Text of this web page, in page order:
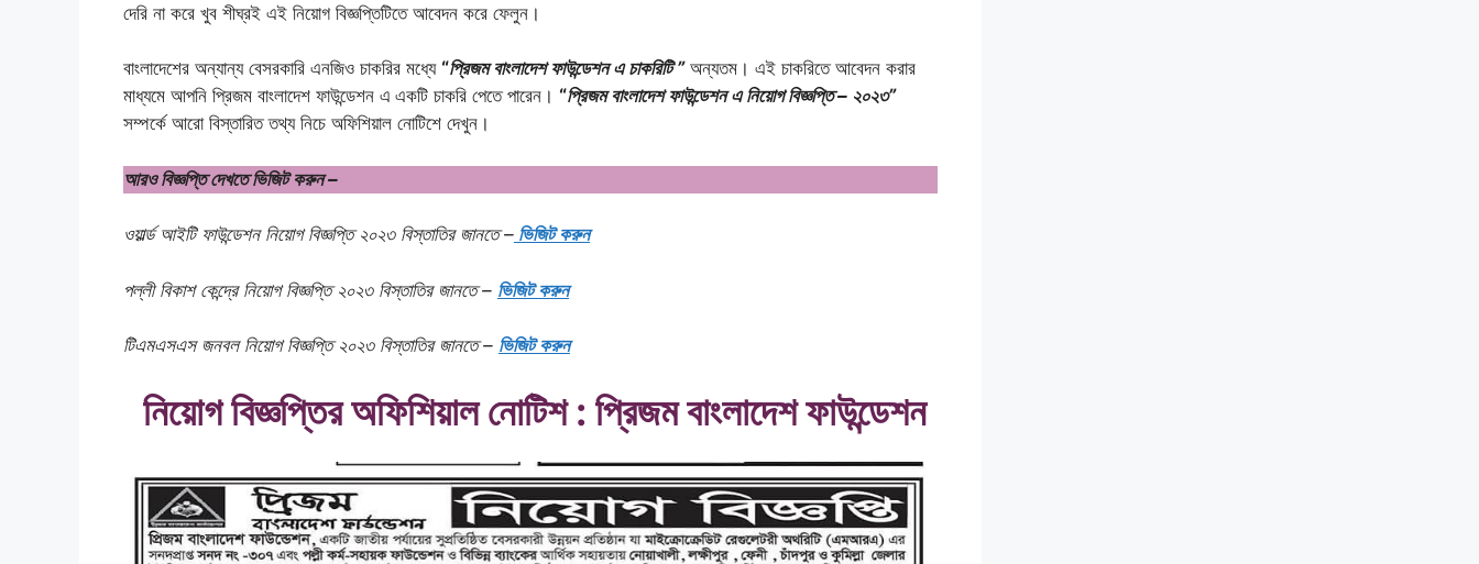
দেরি না করে খুব শীঘ্রই এই নিয়োগ বিজ্ঞপ্তিটিতে আবেদন করে ফেলুন।
বাংলাদেশের অন্যান্য বেসরকারি এনজিও চাকরির মধ্যে “প্রিজম বাংলাদেশ ফাউন্ডেশন এ চাকরিটি ”অন্যতম। এই চাকরিতে আবেদন করার
মাধ্যমে আপনি প্রিজম বাংলাদেশ ফাউন্ডেশন এ একটি চাকরি পেতে পারেন। “প্রিজম বাংলাদেশ ফাউন্ডেশন এ নিয়োগ বিজ্ঞপ্তি – ২০২৩”
সম্পর্কে আরো বিস্তারিত তথ্য নিচে অফিশিয়াল নোটিশে দেখুন।
আরও বিজ্ঞপ্তি দেখতে ভিজিট করুন –
ওয়ার্ল্ড আইটি ফাউন্ডেশন নিয়োগ বিজ্ঞপ্তি ২০২৩ বিস্তাতির জানতে – ভিজিট করুন
পল্লী বিকাশ কেন্দ্রে নিয়োগ বিজ্ঞপ্তি ২০২৩ বিস্তাতির জানতে – ভিজিট করুন
টিএমএসএস জনবল নিয়োগ বিজ্ঞপ্তি ২০২৩ বিস্তাতির জানতে – ভিজিট করুন
নিয়োগ বিজ্ঞপ্তির অফিশিয়াল নোটিশ : প্রিজম বাংলাদেশ ফাউন্ডেশন